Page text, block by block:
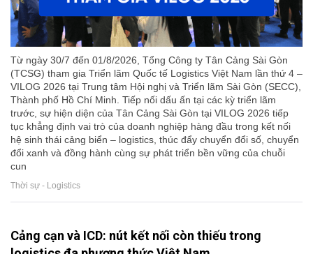
Từ ngày 30/7 đến 01/8/2026, Tổng Công ty Tân Cảng Sài Gòn
(TCSG) tham gia Triển lãm Quốc tế Logistics Việt Nam lần thứ 4 –
VILOG 2026 tại Trung tâm Hội nghị và Triển lãm Sài Gòn (SECC),
Thành phố Hồ Chí Minh. Tiếp nối dấu ấn tại các kỳ triển lãm
trước, sự hiện diện của Tân Cảng Sài Gòn tại VILOG 2026 tiếp
tục khẳng định vai trò của doanh nghiệp hàng đầu trong kết nối
hệ sinh thái cảng biển – logistics, thúc đẩy chuyển đổi số, chuyển
đổi xanh và đồng hành cùng sự phát triển bền vững của chuỗi
cun
Thời sự - Logistics
Cảng cạn và ICD: nút kết nối còn thiếu trong